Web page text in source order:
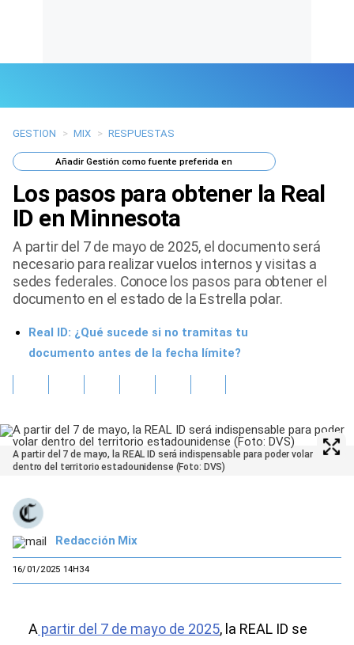
Últimas Noticias
Mi Bolsillo
Respuestas
Gente
Vida Laboral
Sports
GESTION > MIX > RESPUESTAS
AñadirGestión como fuente preferida en
Los pasos para obtener la Real
ID en Minnesota
A partir del 7 de mayo de 2025, el documento será
necesario para realizar vuelos internos y visitas a
sedes federales. Conoce los pasos para obtener el
documento en el estado de la Estrella polar.
Real ID: ¿Qué sucede si no tramitas tu
documento antes de la fecha límite?
A partir del 7 de mayo, la REAL ID será indispensable para poder volar
dentro del territorio estadounidense (Foto: DVS)
Redacción Mix
16/01/2025 14H34
A partir del 7 de mayo de 2025, la REAL ID se